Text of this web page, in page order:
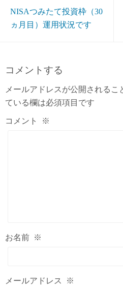
NISAつみたて投資枠（30
ヵ月目）運用状況です
コメントする
メールアドレスが公開されるこ
ている欄は必須項目です
コメント ※
お名前 ※
メールアドレス ※